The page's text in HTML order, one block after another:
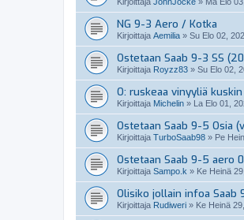
NG 9-3 Aero / Kotka
Kirjoittaja Aemilia » Su Elo 02,
Ostetaan Saab 9-3 SS
Kirjoittaja Royzz83 » Su Elo 02,
O: ruskeaa vinyyliä
Kirjoittaja Michelin » La Elo 01,
Ostetaan Saab 9-5 Osia
Kirjoittaja TurboSaab98 » Pe
Ostetaan Saab 9-5 aero
Kirjoittaja Sampo.k » Ke Heinä
Olisiko jollain infoa Saab
Kirjoittaja Rudiweri » Ke Heinä